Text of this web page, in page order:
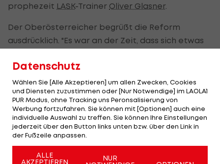
prophezeit LASK-Trainer Oliver Glasner.
Der Oberösterreicher begrüßt die Reform
ausdrücklich. "Es war an der Zeit, dass sich etwas
ausschauen wird." Für seinen Klub gehe es darum,
den Sprung in die Meistergruppe zu schaffen. Dort
seien die Plätze für Salzburg, Rapid, Austria und
Sturm "de facto vorgezeichnet", vermutet
Glasner.
"Die Quali-Gruppe wird niemanden
Datenschutz
Wählen Sie [Alle Akzeptieren] um allen Zwecken, Cookies
und Diensten zuzustimmen oder [Nur Notwendige] im LAOLA1
PUR Modus, ohne Tracking uns Peronsalisierung von
Werbung fortzufahren. Sie können mit [Optionen] auch eine
individuelle Auswahl zu treffen. Sie können Ihre Einstellungen
jederzeit über den Button links unten bzw. über den Link in
der Fußzeile anpassen.
ALLE
AKZEPTIEREN
NUR